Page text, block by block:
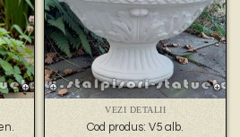
VEZI DETALII
Cod produs: V5 alb.